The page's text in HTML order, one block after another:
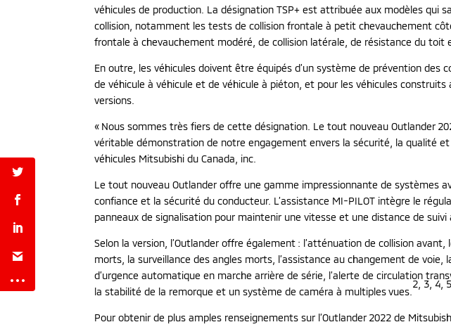
véhicules de production. La désignation TSP+ est attribuée aux modèles qui
collision, notamment les tests de collision frontale à petit chevauchement
frontale à chevauchement modéré, de collision latérale, de résistance du toit
En outre, les véhicules doivent être équipés d’un système de prévention des
de véhicule à véhicule et de véhicule à piéton, et pour les véhicules
versions.
« Nous sommes très fiers de cette désignation. Le tout nouveau Outlander
véritable démonstration de notre engagement envers la sécurité, la qualité
véhicules Mitsubishi du Canada, inc.
Le tout nouveau Outlander offre une gamme impressionnante de systèmes
confiance et la sécurité du conducteur. L’assistance MI-PILOT intègre le
panneaux de signalisation pour maintenir une vitesse et une distance de
Selon la version, l’Outlander offre également : l’atténuation de collision
morts, la surveillance des angles morts, l’assistance au changement de
d’urgence automatique en marche arrière de série, l’alerte de circulation
la stabilité de la remorque et un système de caméra à multiples vues.
2, 3, 4, 5
Pour obtenir de plus amples renseignements sur l’Outlander 2022 de